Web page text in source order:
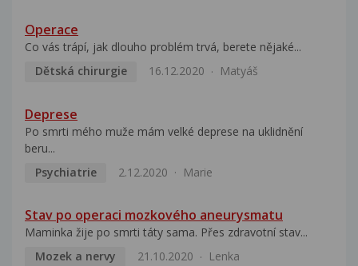
Operace
Co vás trápí, jak dlouho problém trvá, berete nějaké...
Dětská chirurgie
16.12.2020 Matyáš
Deprese
Po smrti mého muže mám velké deprese na uklidnění
beru...
Psychiatrie
2.12.2020 Marie
Stav po operaci mozkového aneurysmatu
Maminka žije po smrti táty sama. Přes zdravotní stav...
Mozek a nervy
21.10.2020 Lenka